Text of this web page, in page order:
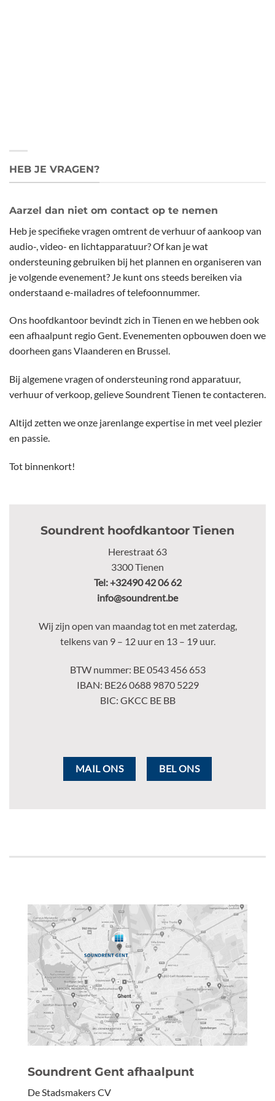
HEB JE VRAGEN?
Aarzel dan niet om contact op te nemen
Heb je specifieke vragen omtrent de verhuur of aankoop van
audio-, video- en lichtapparatuur? Of kan je wat
ondersteuning gebruiken bij het plannen en organiseren van
je volgende evenement? Je kunt ons steeds bereiken via
onderstaand e-mailadres of telefoonnummer.
Ons hoofdkantoor bevindt zich in Tienen en we hebben ook
een afhaalpunt regio Gent. Evenementen opbouwen doen we
doorheen gans Vlaanderen en Brussel.
Bij algemene vragen of ondersteuning rond apparatuur,
verhuur of verkoop, gelieve Soundrent Tienen te contacteren.
Altijd zetten we onze jarenlange expertise in met veel plezier
en passie.
Tot binnenkort!
Soundrent hoofdkantoor Tienen
Herestraat 63
3300 Tienen
Tel:+32490 42 06 62
info@soundrent.be
Wij zijn open van maandag tot en met zaterdag,
telkens van 9 – 12 uur en 13 – 19 uur.
BTW nummer: BE 0543 456 653
IBAN: BE26 0688 9870 5229
BIC: GKCC BE BB
MAIL ONS BEL ONS
Soundrent Gent afhaalpunt
De Stadsmakers CV